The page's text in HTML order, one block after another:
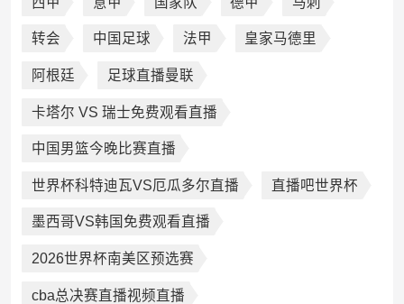
转会 中国足球 法甲 皇家马德里
阿根廷 足球直播曼联
卡塔尔 VS 瑞士免费观看直播
中国男篮今晚比赛直播
世界杯科特迪瓦VS厄瓜多尔直播 直播吧世界杯
墨西哥VS韩国免费观看直播
2026世界杯南美区预选赛
cba总决赛直播视频直播